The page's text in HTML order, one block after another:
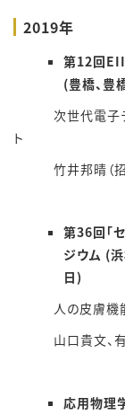
2019年
第12回
(豊橋、豊
次世代電子デバ
ト
竹井邦晴（招
第36回「
ジウム (
日)
人の皮膚機能を
山口貴文、有
応用物理